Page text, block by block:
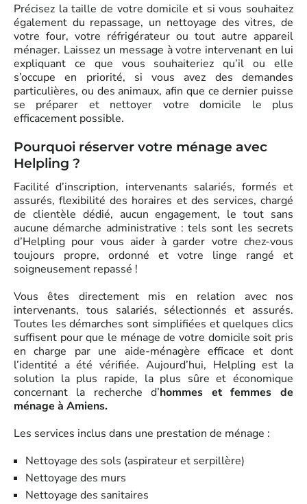
Précisez la taille de votre domicile et si vous souhaitez
également du repassage, un nettoyage des vitres, de
votre four, votre réfrigérateur ou tout autre appareil
ménager. Laissez un message à votre intervenant en lui
expliquant ce que vous souhaiteriez qu’il ou elle
s’occupe en priorité, si vous avez des demandes
particulières, ou des animaux, afin que ce dernier puisse
se préparer et nettoyer votre domicile le plus
efficacement possible.
Pourquoi réserver votre ménage avec
Helpling ?
Facilité d’inscription, intervenants salariés, formés et
assurés, flexibilité des horaires et des services, chargé
de clientèle dédié, aucun engagement, le tout sans
aucune démarche administrative : tels sont les secrets
d’Helpling pour vous aider à garder votre chez-vous
toujours propre, ordonné et votre linge rangé et
soigneusement repassé !
Vous êtes directement mis en relation avec nos
intervenants, tous salariés, sélectionnés et assurés.
Toutes les démarches sont simplifiées et quelques clics
suffisent pour que le ménage de votre domicile soit pris
en charge par une aide-ménagère efficace et dont
l’identité a été vérifiée. Aujourd’hui, Helpling est la
solution la plus rapide, la plus sûre et économique
concernant la recherche d’hommes et femmes de
ménage à Amiens.
Les services inclus dans une prestation de ménage :
Nettoyage des sols (aspirateur et serpillère)
Nettoyage des murs
Nettoyage des sanitaires